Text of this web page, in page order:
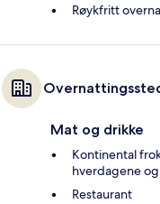
Røykfritt
Mat og drikke
Kontinental
hverdagene
Restaurant